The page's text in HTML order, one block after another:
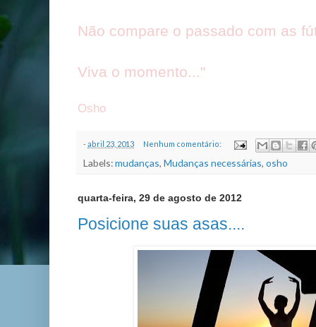
Não compare o passado com as
Viva o momento..."
Osho
-abril 23, 2013 Nenhum comentário:
Labels:mudanças, Mudanças necessárias, osho
quarta-feira, 29 de agosto de 2012
Posicione suas asas....